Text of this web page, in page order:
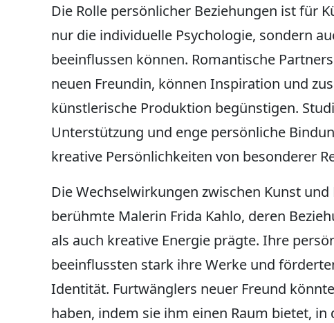
Die Rolle persönlicher Beziehungen ist für
nur die individuelle Psychologie, sondern
beeinflussen können. Romantische
neuen Freundin, können Inspiration und
künstlerische Produktion begünstigen.
Unterstützung und enge persönliche
kreative Persönlichkeiten von besonderer
Die Wechselwirkungen zwischen Kunst
berühmte Malerin Frida Kahlo, deren
als auch kreative Energie prägte. Ihre
beeinflussten stark ihre Werke und
Identität. Furtwänglers neuer Freund
haben, indem sie ihm einen Raum bietet,